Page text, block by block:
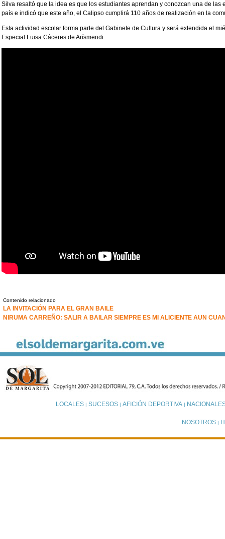
Silva resaltó que la idea es que los estudiantes aprendan y conozcan una de las
país e indicó que este año, el Calipso cumplirá 110 años de realización en la
Esta actividad escolar forma parte del Gabinete de Cultura y será extendida el
Especial Luisa Cáceres de Arísmendi.
Contenido relacionado
LA INVITACIÓN PARA EL GRAN BAILE
NIRUMA CARREÑO: SALIR A BAILAR SIEMPRE ES MI ALICIENTE AUN
LOCALES| SUCESOS| AFICIÓN DEPORTIVA|
NOSOTROS |